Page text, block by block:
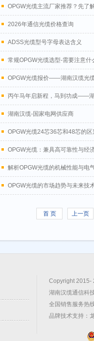
OPGW光缆主流厂家推荐？先了
2026年通信光缆价格查询
ADSS光缆型号字母表达含义
常规OPGW光缆选型-需要注意什
OPGW光缆报价——湖南汉缆光
丙午马年启新程，马到功成——
湖南汉缆-国家电网供应商
OPGW光缆24芯36芯和48芯的区
OPGW光缆：兼具高可靠性与经
解析OPGW光缆的机械性能与电
OPGW光缆的市场趋势与未来技
首 页 上一页
Copyright 2015-
湖南汉缆通信科
全国销售服务热
品牌技术支持：